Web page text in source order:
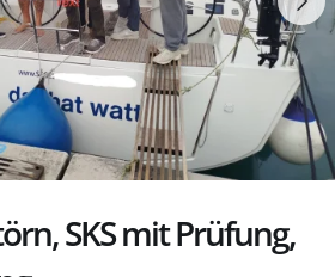
SKS mit Prüfung,